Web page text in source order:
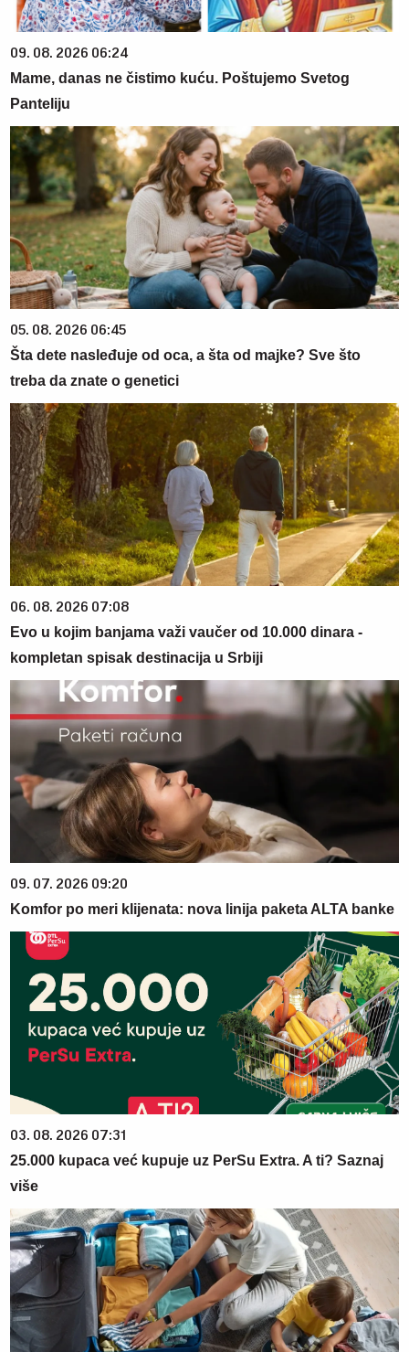
09. 08. 2026 06:24
Mame, danas ne čistimo kuću. Poštujemo Svetog
Panteliju
05. 08. 2026 06:45
Šta dete nasleđuje od oca, a šta od majke? Sve što
treba da znate o genetici
06. 08. 2026 07:08
Evo u kojim banjama važi vaučer od 10.000 dinara -
kompletan spisak destinacija u Srbiji
09. 07. 2026 09:20
Komfor po meri klijenata: nova linija paketa ALTA banke
03. 08. 2026 07:31
25.000 kupaca već kupuje uz PerSu Extra. A ti? Saznaj
više